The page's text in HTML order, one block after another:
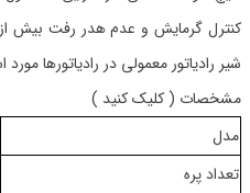
کنترل گرمایش و عدم هدر رفت بیش
شیر رادیاتور معمولی در رادیاتورها
مشخصات ( کلیک کنید )
مدل
تعداد پره